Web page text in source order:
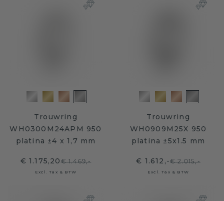
Trouwring
WH0300M24APM 950
platina ±4 x 1,7 mm
€ 1.175,20€ 1.469,-
Excl. Tax & BTW
Trouwring
WH0909M25X 950
platina ±5x1.5 mm
€ 1.612,-€ 2.015,-
Excl. Tax & BTW